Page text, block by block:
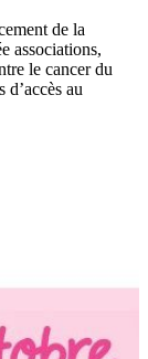
de la
associations,
le cancer du
au